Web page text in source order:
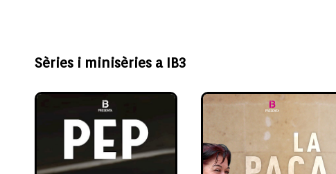
Sèries i minisèries a IB3